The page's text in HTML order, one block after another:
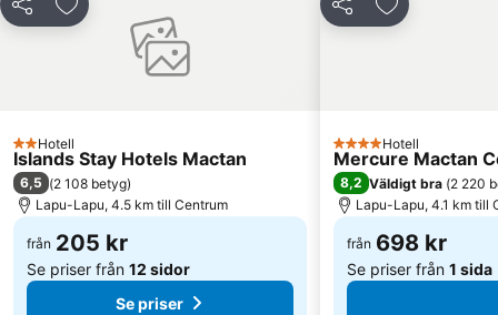
Dela Lägg till i Mina Favoriter
2 Stjärnor
Hotell
Islands Stay Hotels Mactan
6,5 (2 108 betyg)
Lapu-Lapu, 4.5 km till Centrum
från 205 kr
Se priser från 12 sidor
Se priser
Dela Lägg till i
4 Stjärnor
Hotell
Mercure Mactan
8,2 Väldigt bra (2 220
Lapu-Lapu, 4.1 km till
från 698 kr
Se priser från 1 sida